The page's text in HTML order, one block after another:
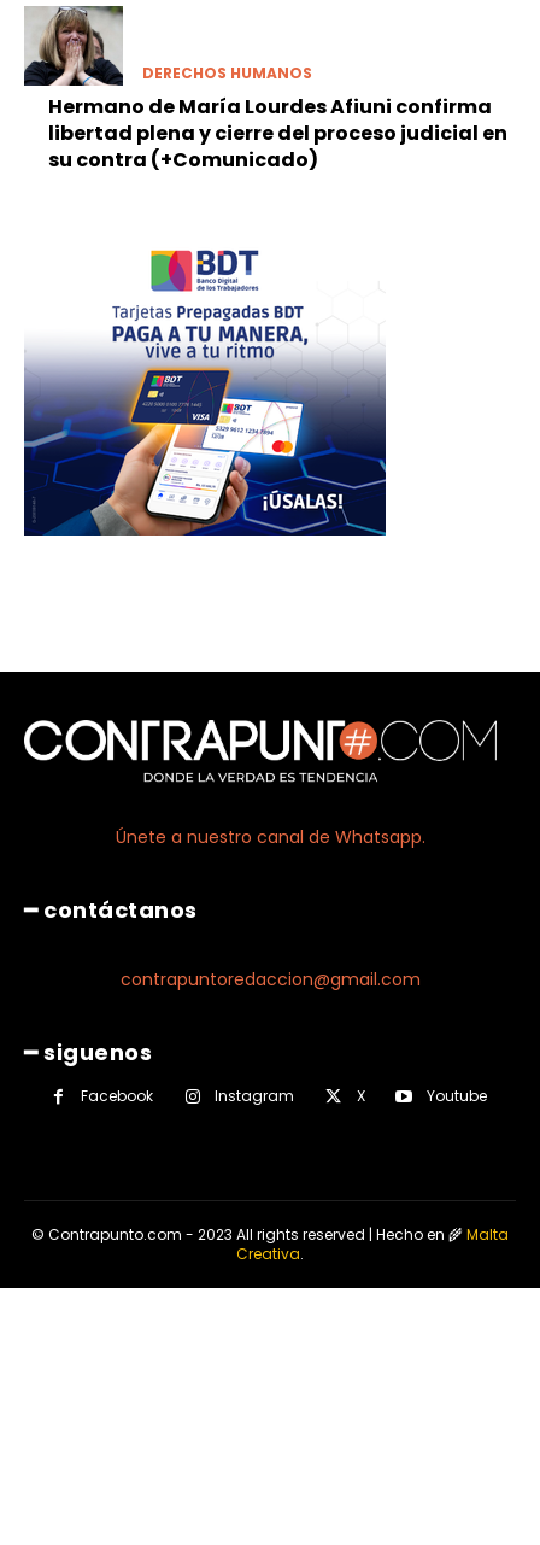
DERECHOS HUMANOS
Hermano de María Lourdes Afiuni confirma
libertad plena y cierre del proceso judicial en
su contra (+Comunicado)
Únete a nuestro canal de Whatsapp.
━ contáctanos
contrapuntoredaccion@gmail.com
━ siguenos
Facebook Instagram X Youtube
© Contrapunto.com - 2023 All rights reserved | Hecho en 🌾Malta
Creativa.